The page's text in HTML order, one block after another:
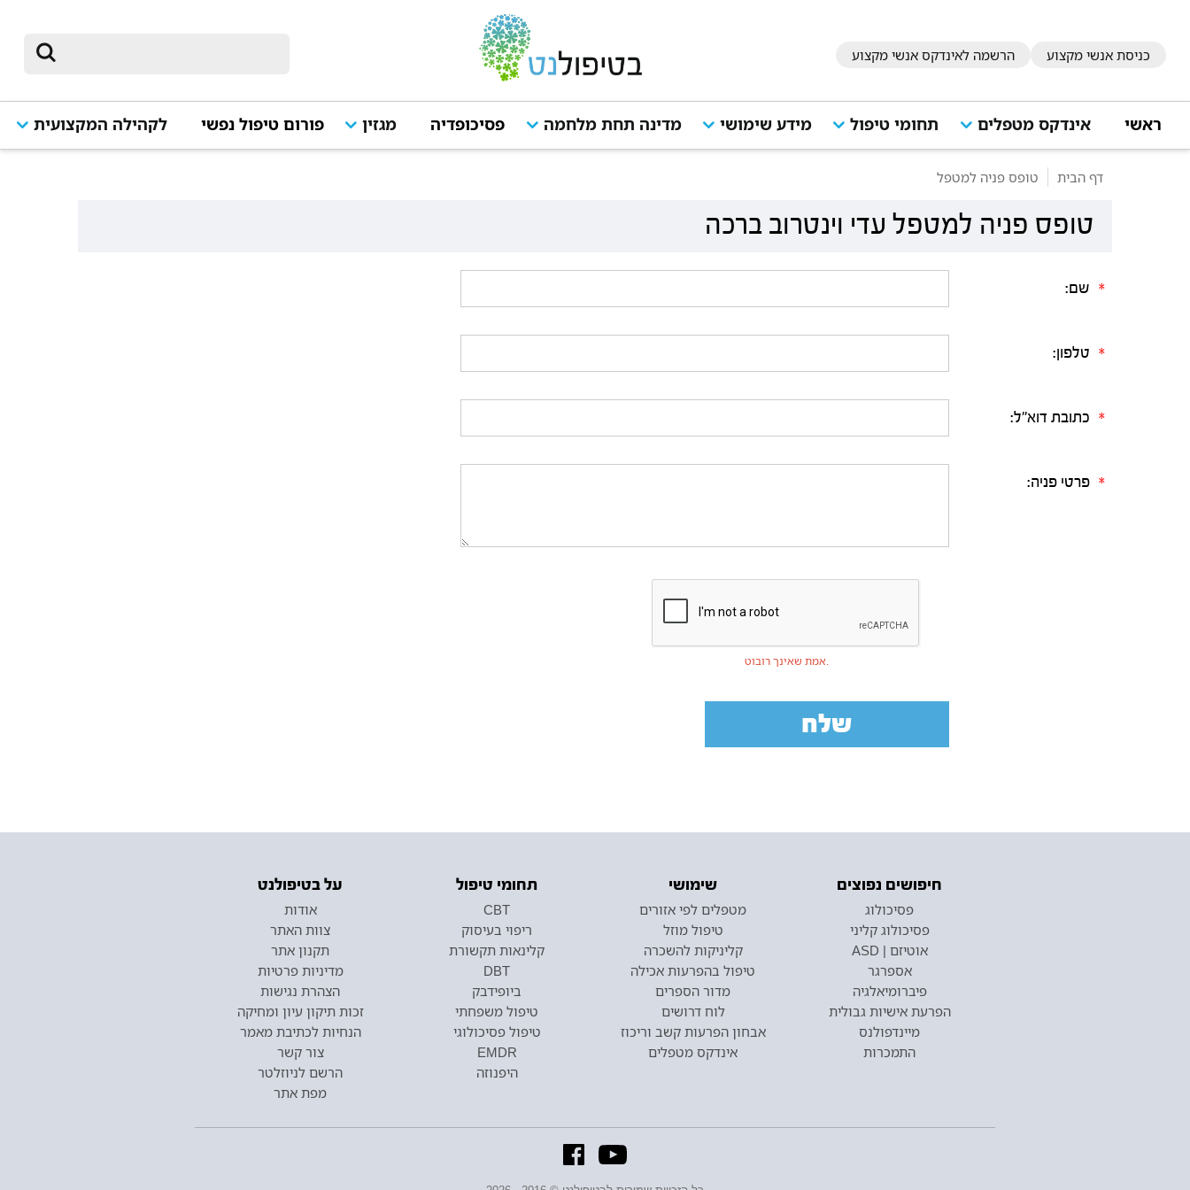
כניסת אנשי מקצוע הרשמה לאינדקס אנשי מקצוע
ראשי אינדקס מטפלים תחומי טיפול מידע שימושי מדינה תחת מלחמה פסיכופדיה מגזין פורום טיפול נפשי לקהילה המקצועית
דף הבית טופס פניה למטפל
טופס פניה למטפל עדי וינטרוב ברכה
* שם:
* טלפון:
* כתובת דוא"ל:
* פרטי פניה:
אמת שאינך רובוט.
שלח
חיפושים נפוצים
פסיכולוג
פסיכולוג קליני
אוטיזם | ASD
אספרגר
פיברומיאלגיה
הפרעת אישיות גבולית
מיינדפולנס
התמכרות
שימושי
מטפלים לפי אזורים
טיפול מוזל
קליניקות להשכרה
טיפול בהפרעות אכילה
מדור הספרים
לוח דרושים
אבחון הפרעות קשב וריכוז
אינדקס מטפלים
תחומי טיפול
CBT
ריפוי בעיסוק
קלינאות תקשורת
DBT
ביופידבק
טיפול משפחתי
טיפול פסיכולוגי
EMDR
היפנוזה
על בטיפולנט
אודות
צוות האתר
תקנון אתר
מדיניות פרטיות
הצהרת נגישות
זכות תיקון עיון ומחיקה
הנחיות לכתיבת מאמר
צור קשר
הרשם לניוזלטר
מפת אתר